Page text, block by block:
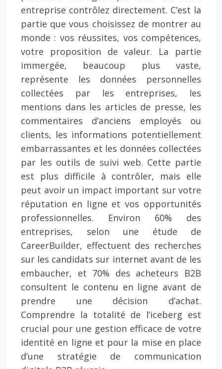
entreprise contrôlez directement. C’est la
partie que vous choisissez de montrer au
monde : vos réussites, vos compétences,
votre proposition de valeur. La partie
immergée, beaucoup plus vaste,
représente les données personnelles
collectées par les entreprises, les
mentions dans les articles de presse, les
commentaires d’anciens employés ou
clients, les informations potentiellement
embarrassantes et les données collectées
par les outils de suivi web. Cette partie
est plus difficile à contrôler, mais elle
peut avoir un impact important sur votre
réputation en ligne et vos opportunités
professionnelles. Environ 60% des
entreprises, selon une étude de
CareerBuilder, effectuent des recherches
sur les candidats sur internet avant de les
embaucher, et 70% des acheteurs B2B
consultent le contenu en ligne avant de
prendre une décision d’achat.
Comprendre la totalité de l’iceberg est
crucial pour une gestion efficace de votre
identité en ligne et pour la mise en place
d’une stratégie de communication